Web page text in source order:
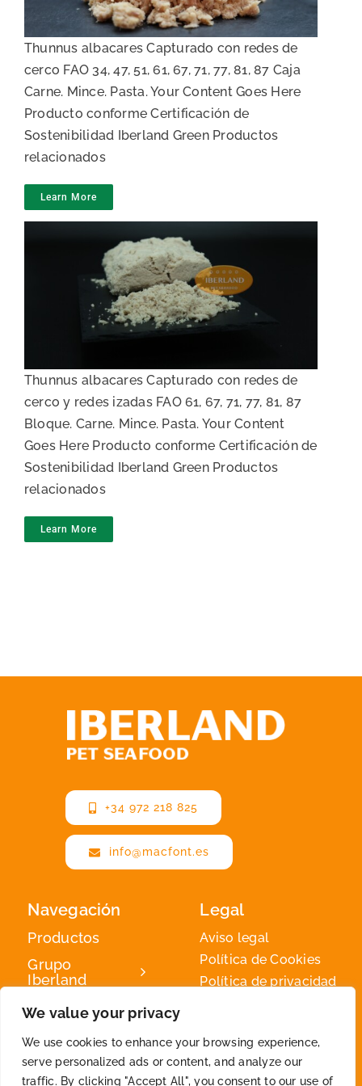
We value your privacy
We use cookies to enhance your browsing experience,
serve personalized ads or content, and analyze our
traffic. By clicking "Accept All", you consent to our use of
Thunnus albacares Capturado con redes de
cerco FAO 34, 47, 51, 61, 67, 71, 77, 81, 87 Caja
Carne. Mince. Pasta. Your Content Goes Here
Producto conforme Certificación de
Sostenibilidad Iberland Green Productos
relacionados
Learn More
Pasta de atún
Thunnus albacares Capturado con redes de
cerco y redes izadas FAO 61, 67, 71, 77, 81, 87
Bloque. Carne. Mince. Pasta. Your Content
Goes Here Producto conforme Certificación de
Sostenibilidad Iberland Green Productos
relacionados
Learn More
+34 972 218 825
info@macfont.es
Navegación
Productos
Grupo
Iberland
Iberland
Green
Contacto
Legal
Aviso legal
Política de Cookies
Política de privacidad